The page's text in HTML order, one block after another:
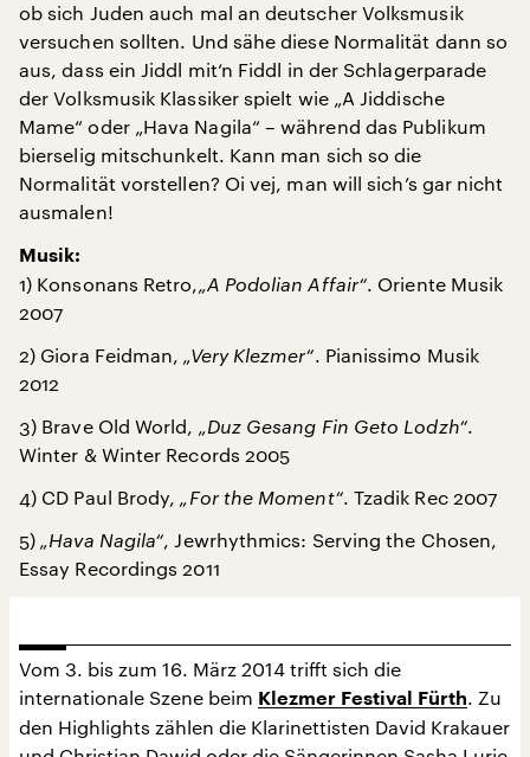
ob sich Juden auch mal an deutscher Volksmusik
versuchen sollten. Und sähe diese Normalität dann so
aus, dass ein Jiddl mit‘n Fiddl in der Schlagerparade
der Volksmusik Klassiker spielt wie „A Jiddische
Mame“ oder „Hava Nagila“ – während das Publikum
bierselig mitschunkelt. Kann man sich so die
Normalität vorstellen? Oi vej, man will sich’s gar nicht
ausmalen!
Musik:
1) Konsonans Retro,„A Podolian Affair“. Oriente Musik
2007
2) Giora Feidman, „Very Klezmer“. Pianissimo Musik
2012
3) Brave Old World, „Duz Gesang Fin Geto Lodzh“.
Winter & Winter Records 2005
4) CD Paul Brody, „For the Moment“. Tzadik Rec 2007
5) „Hava Nagila“, Jewrhythmics: Serving the Chosen,
Essay Recordings 2011
Vom 3. bis zum 16. März 2014 trifft sich die
internationale Szene beim Klezmer Festival Fürth. Zu
den Highlights zählen die Klarinettisten David Krakauer